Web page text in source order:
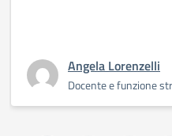
Angela Lorenzelli
Docente e funzione